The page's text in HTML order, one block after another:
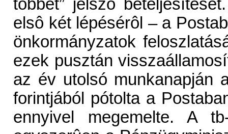
többet” jelszó
elsô két lépésérôl – a
önkormányzatok
ezek pusztán
az év utolsó munkanapján
forintjából pótolta a
ennyivel megemelte. A